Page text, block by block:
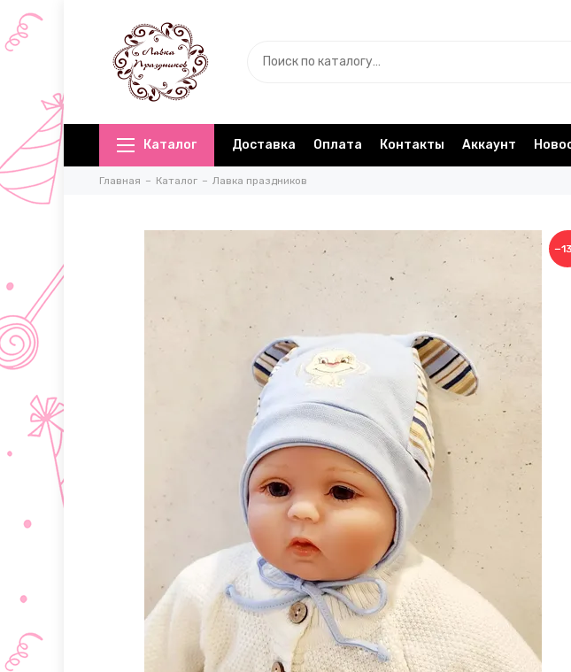
Каталог Доставка Оплата Контакты Аккаунт
Главная Каталог Лавка праздников